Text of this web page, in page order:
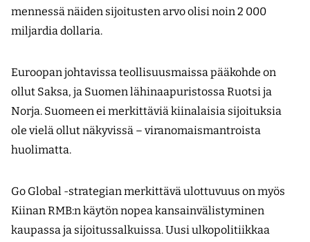
mennessä näiden sijoitusten arvo olisi noin 2 000
miljardia dollaria.
Euroopan johtavissa teollisuusmaissa pääkohde on
ollut Saksa, ja Suomen lähinaapuristossa Ruotsi ja
Norja. Suomeen ei merkittäviä kiinalaisia sijoituksia
ole vielä ollut näkyvissä – viranomaismantroista
huolimatta.
Go Global -strategian merkittävä ulottuvuus on myös
Kiinan RMB:n käytön nopea kansainvälistyminen
kaupassa ja sijoitussalkuissa. Uusi ulkopolitiikkaa